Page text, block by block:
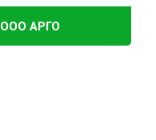
ООО АРГО